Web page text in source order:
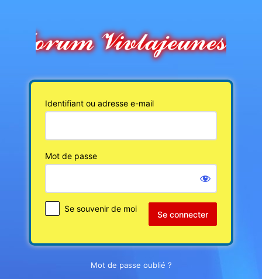
connecter
Identifiant ou adresse e-mail
Mot de passe
Se souvenir de moi
Mot de passe oublié ?